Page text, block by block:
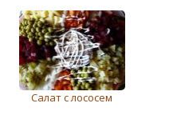
Салат с лососем